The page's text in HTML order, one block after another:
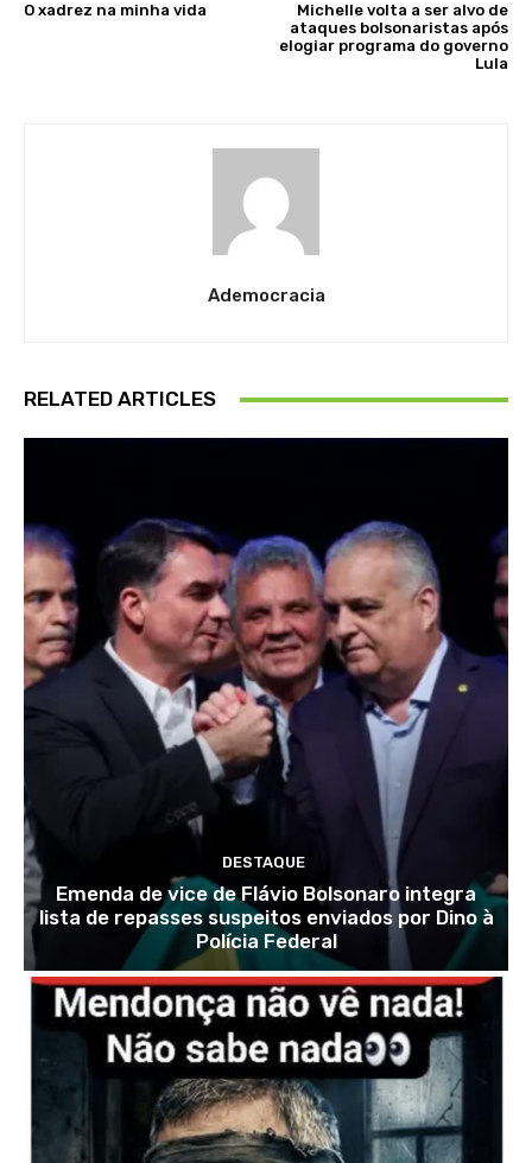
O xadrez na minha vida
Michelle volta a ser alvo de
ataques bolsonaristas após
elogiar programa do governo
Lula
Ademocracia
RELATED ARTICLES
DESTAQUE
Emenda de vice de Flávio Bolsonaro integra
lista de repasses suspeitos enviados por Dino à
Polícia Federal